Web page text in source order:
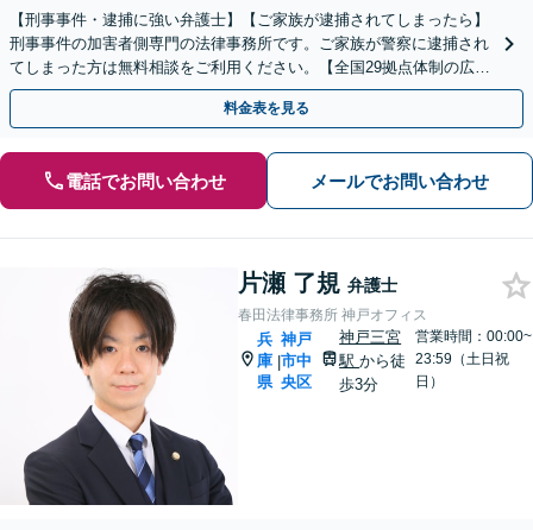
【刑事事件・逮捕に強い弁護士】【ご家族が逮捕されてしまったら】
刑事事件の加害者側専門の法律事務所です。ご家族が警察に逮捕され
てしまった方は無料相談をご利用ください。【全国29拠点体制の広域
対応】【弁護士待機中/当日中の電話相談可(予約制)】
料金表を見る
電話でお問い合わせ メールでお問い合わせ
片瀬 了規 弁護士
春田法律事務所 神戸オフィス
兵
庫
県
|
神戸
市中
央区
神戸三宮
駅から徒
歩3分
営業時間：00:00~
23:59（土日祝
日）